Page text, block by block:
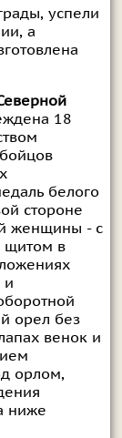
успели
а
18
белого
стороне
женщины - с
щитом в
и
орел без
венок и
орлом,
ниже